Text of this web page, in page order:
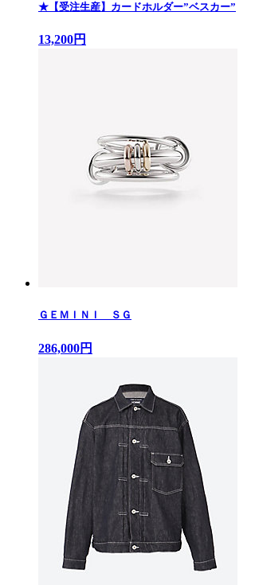
★【受注生産】カードホルダー”ベスカー”
13,200円
ＧＥＭＩＮＩ ＳＧ
286,000円